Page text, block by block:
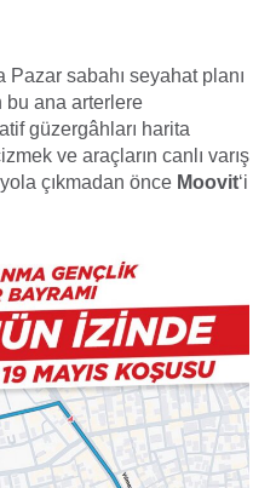
Pazar sabahı seyahat planı
bu ana arterlere
güzergâhları harita
ve araçların canlı varış
çıkmadan önce Moovit‘i